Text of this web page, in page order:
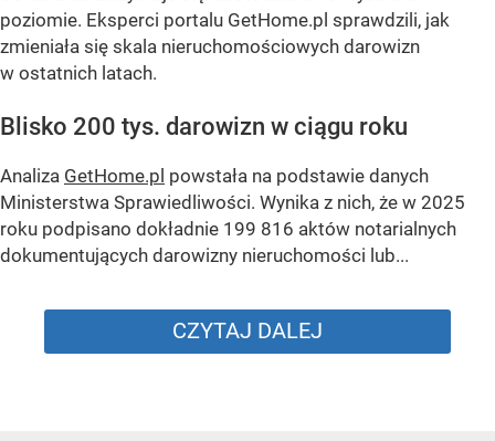
poziomie. Eksperci portalu GetHome.pl sprawdzili, jak
zmieniała się skala nieruchomościowych darowizn
w ostatnich latach.
Blisko 200 tys. darowizn w ciągu roku
Analiza GetHome.pl powstała na podstawie danych
Ministerstwa Sprawiedliwości. Wynika z nich, że w 2025
roku podpisano dokładnie 199 816 aktów notarialnych
dokumentujących darowizny nieruchomości lub...
CZYTAJ DALEJ